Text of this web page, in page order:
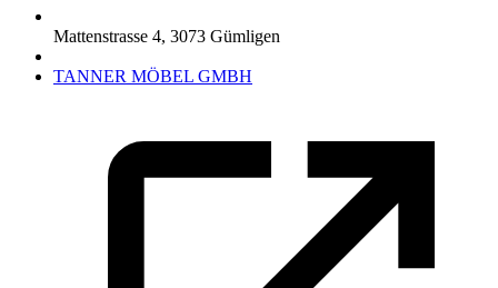
Mattenstrasse 4, 3073 Gümligen
TANNER MÖBEL GMBH